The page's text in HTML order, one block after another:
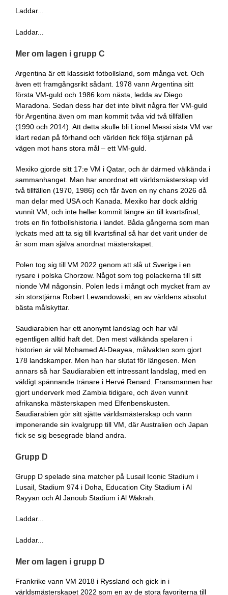
Laddar...
Laddar...
Mer om lagen i grupp C
Argentina är ett klassiskt fotbollsland, som många vet. Och
även ett framgångsrikt sådant. 1978 vann Argentina sitt
första VM-guld och 1986 kom nästa, ledda av Diego
Maradona. Sedan dess har det inte blivit några fler VM-guld
för Argentina även om man kommit tvåa vid två tillfällen
(1990 och 2014). Att detta skulle bli Lionel Messi sista VM var
klart redan på förhand och världen fick följa stjärnan på
vägen mot hans stora mål – ett VM-guld.
Mexiko gjorde sitt 17:e VM i Qatar, och är därmed välkända i
sammanhanget. Man har anordnat ett världsmästerskap vid
två tillfällen (1970, 1986) och får även en ny chans 2026 då
man delar med USA och Kanada. Mexiko har dock aldrig
vunnit VM, och inte heller kommit längre än till kvartsfinal,
trots en fin fotbollshistoria i landet. Båda gångerna som man
lyckats med att ta sig till kvartsfinal så har det varit under de
år som man själva anordnat mästerskapet.
Polen tog sig till VM 2022 genom att slå ut Sverige i en
rysare i polska Chorzow. Något som tog polackerna till sitt
nionde VM någonsin. Polen leds i mångt och mycket fram av
sin storstjärna Robert Lewandowski, en av världens absolut
bästa målskyttar.
Saudiarabien har ett anonymt landslag och har väl
egentligen alltid haft det. Den mest välkända spelaren i
historien är väl Mohamed Al-Deayea, målvakten som gjort
178 landskamper. Men han har slutat för längesen. Men
annars så har Saudiarabien ett intressant landslag, med en
väldigt spännande tränare i Hervé Renard. Fransmannen har
gjort underverk med Zambia tidigare, och även vunnit
afrikanska mästerskapen med Elfenbenskusten.
Saudiarabien gör sitt sjätte världsmästerskap och vann
imponerande sin kvalgrupp till VM, där Australien och Japan
fick se sig besegrade bland andra.
Grupp D
Grupp D spelade sina matcher på Lusail Iconic Stadium i
Lusail, Stadium 974 i Doha, Education City Stadium i Al
Rayyan och Al Janoub Stadium i Al Wakrah.
Laddar...
Laddar...
Mer om lagen i grupp D
Frankrike vann VM 2018 i Ryssland och gick in i
världsmästerskapet 2022 som en av de stora favoriterna till